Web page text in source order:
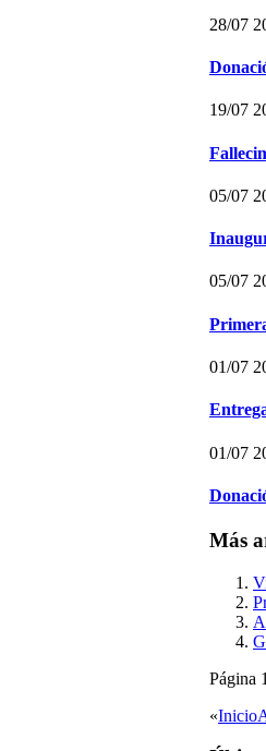
28/07
19/07
05/07
05/07
01/07
01/07
Más
Página
«Inicio